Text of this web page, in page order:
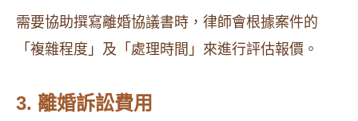
需要協助撰寫離婚協議書時，律師會根據案件的
「複雜程度」及「處理時間」來進行評估報價。
3. 離婚訴訟費用